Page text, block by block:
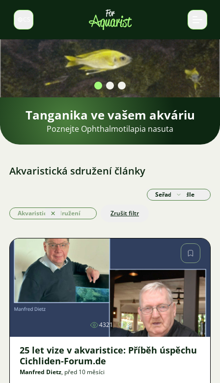
Select language
Tanganika ve vašem akváriu
Poznejte Ophthalmotilapia nasuta
Akvaristická sdružení články
Akvaristická sdružení
Odstranit Zrušit filtr
Seřadit podle
Obrázek
4321 8
25 let vize v akvaristice: Příběh úspěchu
Cichliden-Forum.de
Manfred Dietz, před 10 měsíci